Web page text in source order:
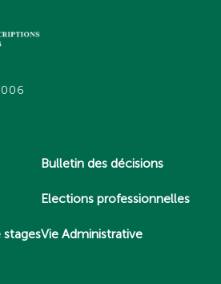
stages
Bulletin des décisions
Elections professionnelles
Vie Administrative